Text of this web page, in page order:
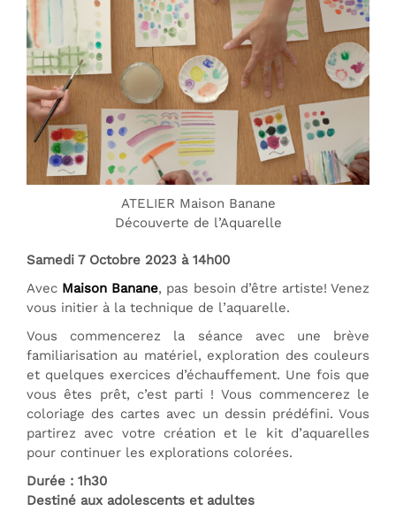
ATELIER Maison Banane
Découverte de l’Aquarelle
Samedi 7 Octobre 2023 à 14h00
Avec Maison Banane, pas besoin d’être artiste! Venez
vous initier à la technique de l’aquarelle.
Vous commencerez la séance avec une brève
familiarisation au matériel, exploration des couleurs
et quelques exercices d’échauffement. Une fois que
vous êtes prêt, c’est parti ! Vous commencerez le
coloriage des cartes avec un dessin prédéfini. Vous
partirez avec votre création et le kit d’aquarelles
pour continuer les explorations colorées.
Durée : 1h30
Destiné aux adolescents et adultes